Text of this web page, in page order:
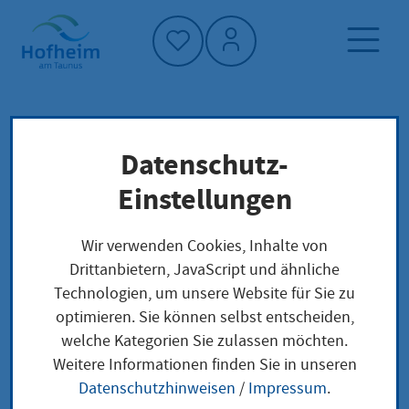
Startseite"
Klimaschutz und Umwelt
Nachhaltigkeit
Abfall und Altlasten
Abfall und Altlasten
Abfall
Datenschutz-
Einstellungen
Wir verwenden Cookies, Inhalte von
Drittanbietern, JavaScript und ähnliche
Technologien, um unsere Website für Sie zu
optimieren. Sie können selbst entscheiden,
welche Kategorien Sie zulassen möchten.
Weitere Informationen finden Sie in unseren
Datenschutzhinweisen / Impressum.